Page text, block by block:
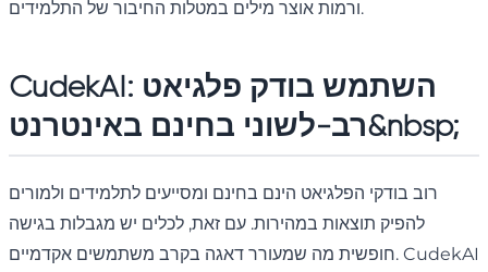
ורמות אוצר מילים במטלות החיבור של התלמידים.
CudekAI: השתמש בודק פלגיאט
רב-לשוני בחינם באינטרנט&nbsp;
רוב בודקי הפלגיאט הינם בחינם ומסייעים לתלמידים ולמורים
להפיק תוצאות במהירות. עם זאת, לכלים יש מגבלות בגישה
חופשית מה שמעורר דאגה בקרב משתמשים אקדמיים. CudekAI